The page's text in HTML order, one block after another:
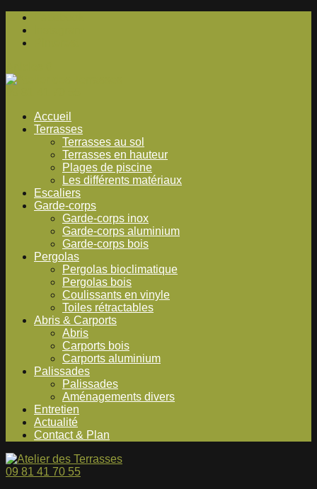
Accueil
Terrasses
Terrasses au sol
Terrasses en hauteur
Plages de piscine
Les différents matériaux
Escaliers
Garde-corps
Garde-corps inox
Garde-corps aluminium
Garde-corps bois
Pergolas
Pergolas bioclimatique
Pergolas bois
Coulissants en vinyle
Toiles rétractables
Abris & Carports
Abris
Carports bois
Carports aluminium
Palissades
Palissades
Aménagements divers
Entretien
Actualité
Contact & Plan
09 81 41 70 55